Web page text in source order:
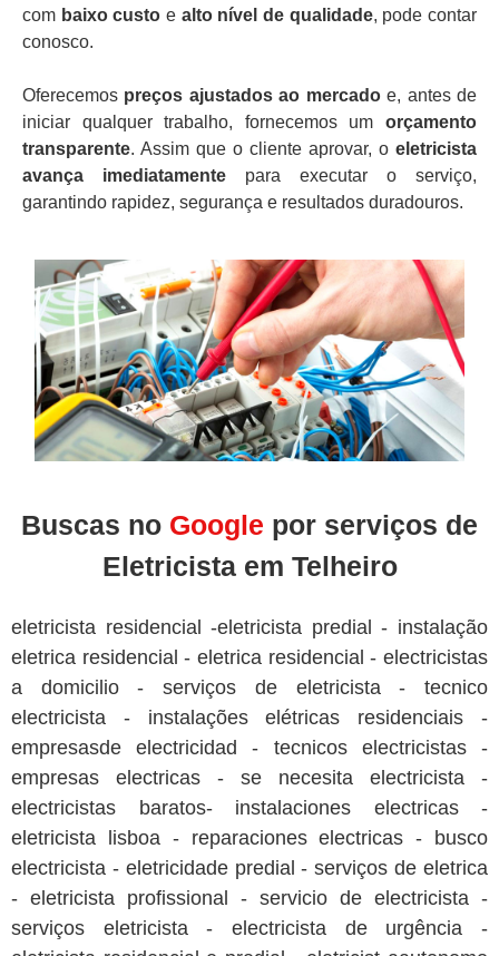
com baixo custo e alto nível de qualidade, pode contar
conosco.
Oferecemos preços ajustados ao mercadoe, antes de
iniciar qualquer trabalho, fornecemos um orçamento
transparente. Assim que o cliente aprovar, o eletricista
avança imediatamente para executar o serviço,
garantindo rapidez, segurança e resultados duradouros.
Buscas no Google por serviços de
Eletricista em Telheiro
eletricista residencial -eletricista predial - instalação
eletrica residencial - eletrica residencial - electricistas
a domicilio - serviços de eletricista - tecnico
electricista - instalações elétricas residenciais -
empresasde electricidad - tecnicos electricistas -
empresas electricas - se necesita electricista -
electricistas baratos- instalaciones electricas -
eletricista lisboa - reparaciones electricas - busco
electricista - eletricidade predial - serviços de eletrica
- eletricista profissional - servicio de electricista -
serviços eletricista - electricista de urgência -